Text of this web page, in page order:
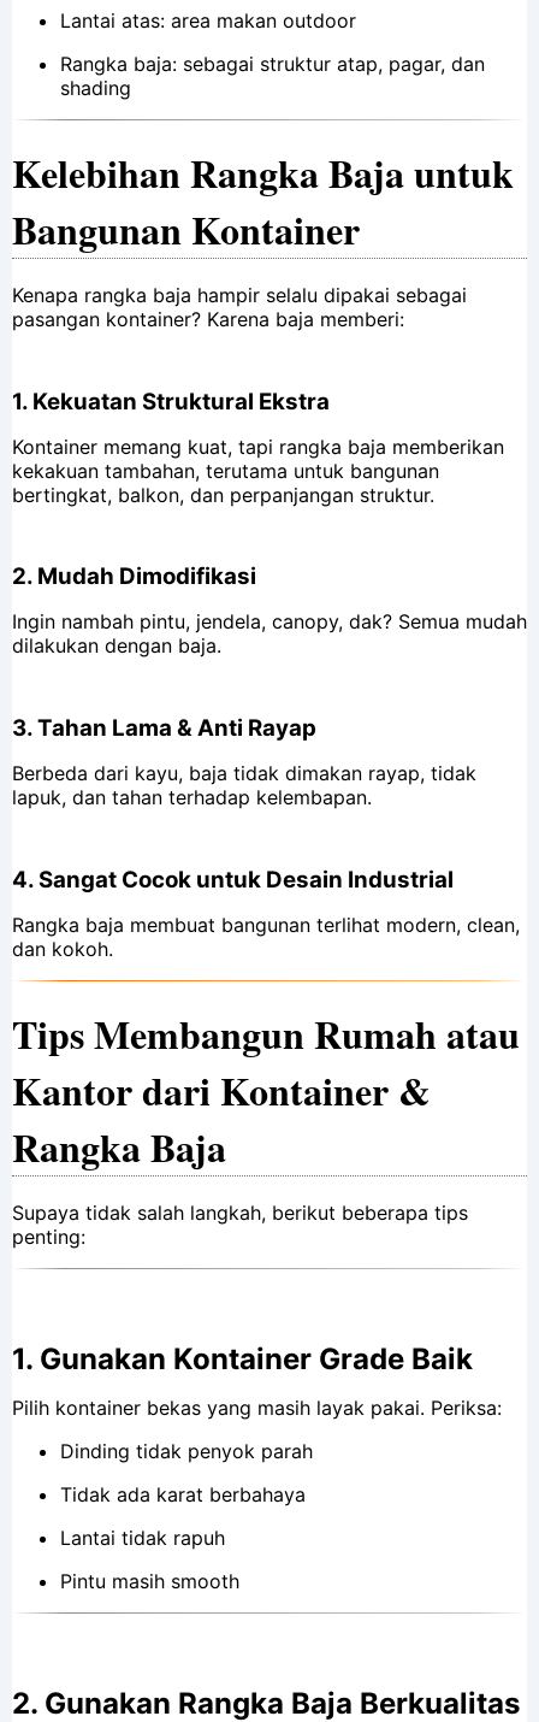
Lantai atas: area makan outdoor
Rangka baja: sebagai struktur atap, pagar, dan
shading
Kelebihan Rangka Baja untuk
Bangunan Kontainer
Kenapa rangka baja hampir selalu dipakai sebagai
pasangan kontainer? Karena baja memberi:
1. Kekuatan Struktural Ekstra
Kontainer memang kuat, tapi rangka baja memberikan
kekakuan tambahan, terutama untuk bangunan
bertingkat, balkon, dan perpanjangan struktur.
2. Mudah Dimodifikasi
Ingin nambah pintu, jendela, canopy, dak? Semua mudah
dilakukan dengan baja.
3.Tahan Lama & Anti Rayap
Berbeda dari kayu, baja tidak dimakan rayap, tidak
lapuk, dan tahan terhadap kelembapan.
4.Sangat Cocok untuk Desain Industrial
Rangka baja membuat bangunan terlihat modern, clean,
dan kokoh.
Tips Membangun Rumah atau
Kantor dari Kontainer &
Rangka Baja
Supaya tidak salah langkah, berikut beberapa tips
penting:
1. Gunakan Kontainer Grade Baik
Pilih kontainer bekas yang masih layak pakai. Periksa:
Dinding tidak penyok parah
Tidak ada karat berbahaya
Lantai tidak rapuh
Pintu masih smooth
2. Gunakan Rangka Baja Berkualitas